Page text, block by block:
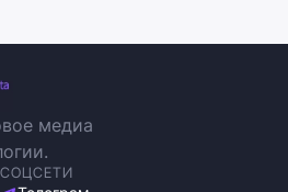
медиа
СОЦСЕТИ